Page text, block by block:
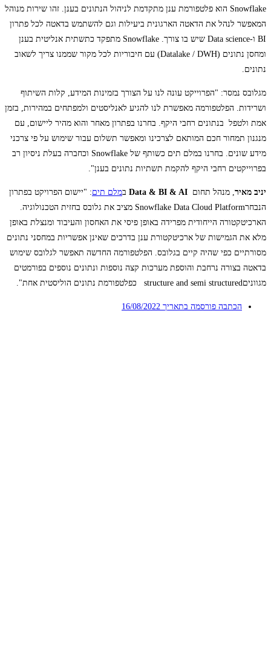
Snowflake הוא פלטפורמת ענן מתקדמת לניהול הנתונים בענן. זהו שירות מנוהל
המאפשר לנהל את הדאטה הארגונית ביעילות וגם להשתמש בדאטה לכל פתרון
BI
ו-Data science שיש בו צורך. Snowflake מתפקד כתשתית אנליטית בענן
ומחסן נתונים (Datalake / DWH) עם חיבוריות לכל מקור שממנו צריך לשאוב
נתונים.
מגלובס נמסר: "הפרוייקט עונה לנו על הצורך בזמינות המידע, קלות השיתוף
ושרידות. הפלטפורמה מאפשרת לנו להגיע לאנליסטים ולמפתחים במהירות, בזמן
אמת ולטפל בנתונים רחבי היקף. בחרנו בפתרון מאחר והוא מהיר ליישום, עם
מנגנון תמחור חכם המותאם לצרכינו ומאפשר תשלום עבור שימוש על פי צרכני
מידע שונים. בחרנו במלם תים כשותף של Snowflake וכחברה בעלת ניסיון רב
בפרוייקטים רחבי היקף להקמת תשתיות נתונים בענן".
יניב מאיר, מנהל תחום במלם תים: "יישום הפרויקט בפתרון
הנבחרSnowflake Data Cloud Platform מציב את גלובס בחזית הטכנולוגיה.
הארכיטקטורה הייחודית מפרידה באופן פיסי את האחסון והעיבוד ומנצלת באופן
מלא את הגמישות של ארכיטקטורת ענן בדרכים שאינן אפשריות במחסני נתונים
מסורתיים כפי שהיה קיים בגלובס. הפלטפורמה החדשה תאפשר לגלובס שימוש
בדאטה בצורה נרחבת והוספת מערכות קצה נוספות ונתונים נוספים בפורמטים
מגווניםstructure and semi structured
כפלטפורמת נתונים הוליסטית אחת".
הכתבה פורסמה בתאריך 16/08/2022